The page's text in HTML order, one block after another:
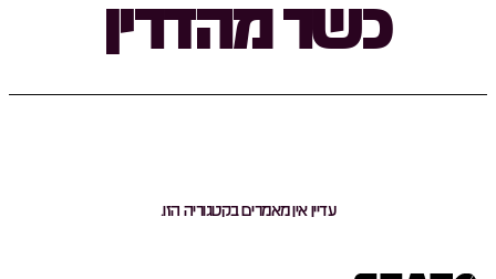
כשר מהדרין
עדיין אין מאמרים בקטגוריה הזו.